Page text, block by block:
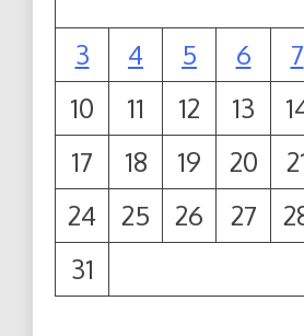
3
4 5 6 7
10
11 12 13
17
18 19 20
24
25 26 27
31